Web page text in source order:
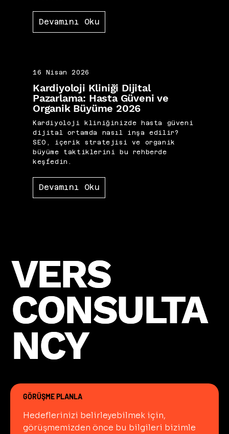
Devamını Oku
16 Nisan 2026
Kardiyoloji Kliniği Dijital
Pazarlama: Hasta Güveni ve
Organik Büyüme 2026
Kardiyoloji kliniğinizde hasta güveni
dijital ortamda nasıl inşa edilir?
SEO, içerik stratejisi ve organik
büyüme taktiklerini bu rehberde
keşfedin.
Devamını Oku
VERS
CONSULTA
NCY
VERS
CONSULTA
NCY
GÖRÜŞME PLANLA
Hedeflerinizi belirleyebilmek için,
görüşmemizden önce bu bilgileri bizimle